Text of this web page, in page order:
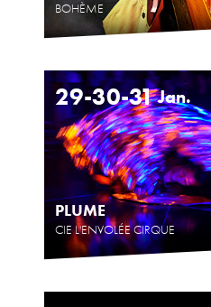
BOHÈME
29-30-31Jan.
PLUME
CIE L'ENVOLÉE CIRQUE